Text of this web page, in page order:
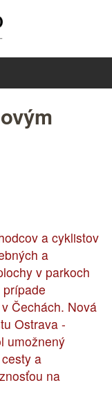
a cyklistov
a
v parkoch
Čechách. Nová
Ostrava -
umožnený
a
na